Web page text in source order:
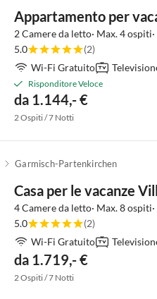
Appartamento per
2 Camere da letto· Max. 4 ospiti·
5.0
(2)
Wi-Fi Gratuito
Risponditore Veloce
da 1.144,- €
2 Ospiti / 7 Notti
Garmisch-Partenkirchen
Casa per le vacanze
4 Camere da letto· Max. 8 ospiti·
5.0
(2)
Wi-Fi Gratuito
da 1.719,- €
2 Ospiti / 7 Notti